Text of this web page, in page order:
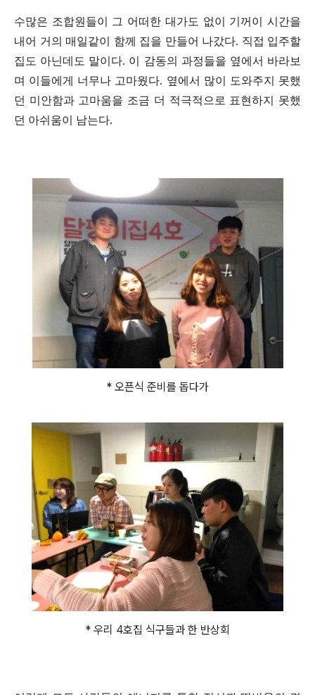
수많은 조합원들이 그 어떠한 대가도 없이 기꺼이 시간을
내어 거의 매일같이 함께 집을 만들어 나갔다. 직접 입주할
집도 아닌데도 말이다. 이 감동의 과정들을 옆에서 바라보
며 이들에게 너무나 고마웠다. 옆에서 많이 도와주지 못했
던 미안함과 고마움을 조금 더 적극적으로 표현하지 못했
던 아쉬움이 남는다.
* 오픈식 준비를 돕다가
* 우리 4호집 식구들과 한 반상회